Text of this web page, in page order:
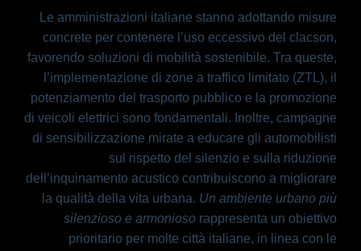
Le amministrazioni italiane stanno adottando misure
concrete per contenere l’uso eccessivo del clacson,
favorendo soluzioni di mobilità sostenibile. Tra queste,
l’implementazione di zone a traffico limitato (ZTL), il
potenziamento del trasporto pubblico e la promozione
di veicoli elettrici sono fondamentali. Inoltre, campagne
di sensibilizzazione mirate a educare gli automobilisti
sul rispetto del silenzio e sulla riduzione
dell’inquinamento acustico contribuiscono a migliorare
la qualità della vita urbana. Un ambiente urbano più
silenzioso e armonioso rappresenta un obiettivo
prioritario per molte città italiane, in linea con le